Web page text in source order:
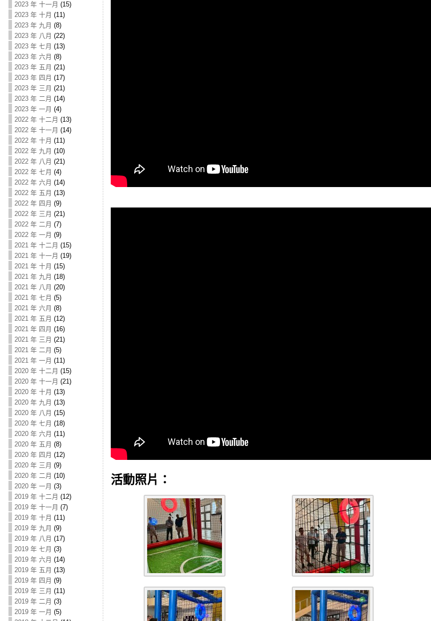
2023 年 十一月 (15)
2023 年 十月 (11)
2023 年 九月 (8)
2023 年 八月 (22)
2023 年 七月 (13)
2023 年 六月 (8)
2023 年 五月 (21)
2023 年 四月 (17)
2023 年 三月 (21)
2023 年 二月 (14)
2023 年 一月 (4)
2022 年 十二月 (13)
2022 年 十一月 (14)
2022 年 十月 (11)
2022 年 九月 (10)
2022 年 八月 (21)
2022 年 七月 (4)
2022 年 六月 (14)
2022 年 五月 (13)
2022 年 四月 (9)
2022 年 三月 (21)
2022 年 二月 (7)
2022 年 一月 (9)
2021 年 十二月 (15)
2021 年 十一月 (19)
2021 年 十月 (15)
2021 年 九月 (18)
2021 年 八月 (20)
2021 年 七月 (5)
2021 年 六月 (8)
2021 年 五月 (12)
2021 年 四月 (16)
2021 年 三月 (21)
2021 年 二月 (5)
2021 年 一月 (11)
2020 年 十二月 (15)
2020 年 十一月 (21)
2020 年 十月 (13)
2020 年 九月 (13)
2020 年 八月 (15)
2020 年 七月 (18)
2020 年 六月 (11)
2020 年 五月 (8)
2020 年 四月 (12)
2020 年 三月 (9)
2020 年 二月 (10)
2020 年 一月 (3)
2019 年 十二月 (12)
2019 年 十一月 (7)
2019 年 十月 (11)
2019 年 九月 (9)
2019 年 八月 (17)
2019 年 七月 (3)
2019 年 六月 (14)
2019 年 五月 (13)
2019 年 四月 (9)
2019 年 三月 (11)
2019 年 二月 (3)
2019 年 一月 (5)
活動照片：